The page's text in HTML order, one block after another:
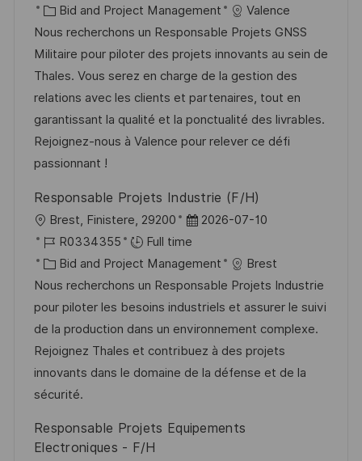
c
a
t
i
o
n
s
t
e
d
D
a
t
o
b
I
d
C
a
t
e
g
o
r
y
Bid and Project Management
Valence
Nous recherchons un Responsable Projets GNSS
Militaire pour piloter des projets innovants au sein de
Thales. Vous serez en charge de la gestion des
relations avec les clients et partenaires, tout en
garantissant la qualité et la ponctualité des livrables.
Rejoignez-nous à Valence pour relever ce défi
passionnant !
Responsable Projets Industrie (F/H)
L
o
c
a
t
i
o
n
Brest, Finistere, 29200
P
o
s
t
e
d
D
a
2026-07-10
J
o
b
I
d
R0334355
Full time
C
a
t
e
g
o
r
Bid and Project Management
Brest
Nous recherchons un Responsable Projets Industrie
pour piloter les besoins industriels et assurer le suivi
de la production dans un environnement complexe.
Rejoignez Thales et contribuez à des projets
innovants dans le domaine de la défense et de la
sécurité.
Responsable Projets Equipements
Electroniques - F/H